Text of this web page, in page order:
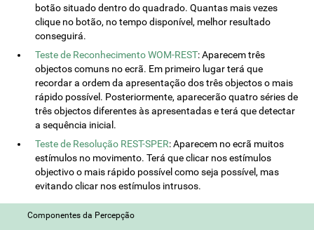
botão situado dentro do quadrado. Quantas mais vezes
clique no botão, no tempo disponível, melhor resultado
conseguirá.
Teste de Reconhecimento WOM-REST: Aparecem três
objectos comuns no ecrã. Em primeiro lugar terá que
recordar a ordem da apresentação dos três objectos o mais
rápido possível. Posteriormente, aparecerão quatro séries de
três objectos diferentes às apresentadas e terá que detectar
a sequência inicial.
Teste de Resolução REST-SPER: Aparecem no ecrã muitos
estímulos no movimento. Terá que clicar nos estímulos
objectivo o mais rápido possível como seja possível, mas
evitando clicar nos estímulos intrusos.
Componentes da Percepção